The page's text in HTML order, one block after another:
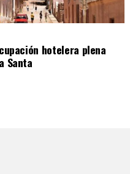
hotelera plena
Santa